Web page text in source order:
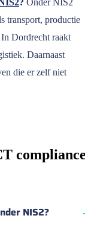
? Onder NIS2
transport, productie
Dordrecht raakt
Daarnaast
die er zelf niet
NIS2?